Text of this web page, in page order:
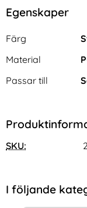
Egenskaper
Egenskaper/
Attribut
Färg
Material
Passar till
SKU:
I följande